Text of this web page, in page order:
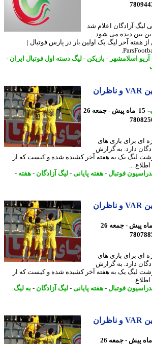
آزادگان اعلام شد
دیده می شود.
بازیکن از هفته آخر لیگ یک اولین بار در پارس فوتبال |
اسلامشهر-بازیکن -لیگ دسته اول فوتبال ایران -
لیگ یک زیر ذره بین VAR و ناظران
15 ماه پیش - جمعه 26
برای بازی های
به گزارش
یک به هفته آخر کشیده شده و کیست که از
...
فوتبال-هفته پایانی-لیگ آزادگان-هفته-
لیگ یک زیر ذره بین VAR و ناظران
15 ماه پیش - جمعه 26
برای بازی های
به گزارش
یک به هفته آخر کشیده شده و کیست که از
...
فوتبال-هفته پایانی-لیگ آزادگان-به لیگ
لیگ یک زیر ذره بین VAR و ناظران
15 ماه پیش - جمعه 26